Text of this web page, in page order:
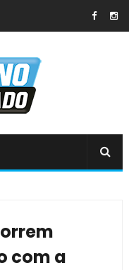
com a